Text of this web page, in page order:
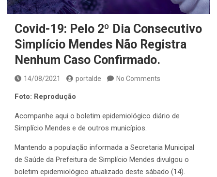
Covid-19: Pelo 2º Dia Consecutivo
Simplício Mendes Não Registra
Nenhum Caso Confirmado.
14/08/2021 portalde No Comments
Foto: Reprodução
Acompanhe aqui o boletim epidemiológico diário de
Simplício Mendes e de outros municípios.
Mantendo a população informada a Secretaria Municipal
de Saúde da Prefeitura de Simplício Mendes divulgou o
boletim epidemiológico atualizado deste sábado (14).